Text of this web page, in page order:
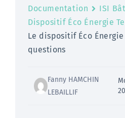
Documentation ISI
Dispositif Éco Énergie
Le dispositif Éco
questions
Fanny HAMCHIN
LEBAILLIF